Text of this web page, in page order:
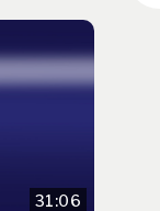
31:06